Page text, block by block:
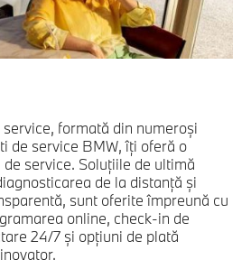
formată din numeroşi
de service BMW, îţi oferă o
service. Soluţiile de ultimă
de la distanţă şi
sunt oferite împreună cu
online, check-in de
24/7 şi opţiuni de plată